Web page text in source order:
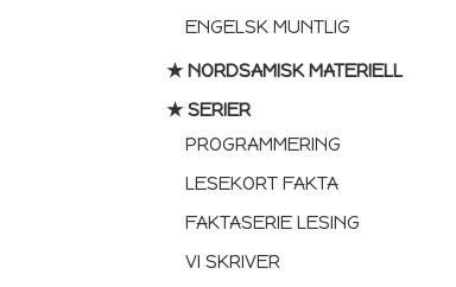
ENGELSK MUNTLIG
★ NORDSAMISK MATERIELL
★ SERIER
PROGRAMMERING
LESEKORT FAKTA
FAKTASERIE LESING
VI SKRIVER